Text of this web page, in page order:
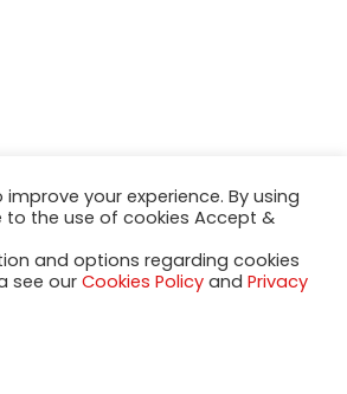
KaripNetwork - All rights
your experience. By using
to the use of cookies Accept &
and options regarding cookies
see our Cookies Policy and Privacy